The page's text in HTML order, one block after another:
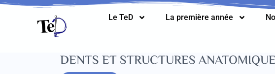
Le TeD La première année
DENTS ET STRUCTURES